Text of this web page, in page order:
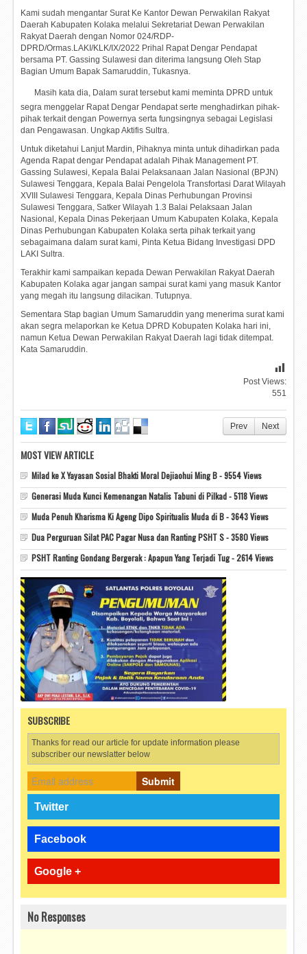
Kami sudah mengantar Surat Ke Kantor Dewan Perwakilan Rakyat
Daerah Kabupaten Kolaka melalui Sekretariat Dewan Perwakilan
Rakyat Daerah dengan Nomor 024/RDP-
DPRD/Ormas.LAKI/KLK/IX/2022 Prihal Rapat Dengar Pendapat
bersama PT. Gassing Sulawesi dan diterima langsung Oleh Stap
Bagian Umum Bapak Samaruddin, Tukasnya.
Masih kata dia, Dalam surat tersebut kami meminta DPRD untuk
segra menggelar Rapat Dengar Pendapat serte menghadirkan pihak-
pihak terkait dengan Powernya serta fungsingnya sebagai Legislasi
dan Pengawasan. Ungkap Aktifis Sultra.
Untuk diketahui Lanjut Mardin, Pihaknya minta untuk dihadirkan pada
Agenda Rapat dengar Pendapat adalah Pihak Management PT.
Gassing Sulawesi, Kepala Balai Pelaksanaan Jalan Nasional (BPJN)
Sulawesi Tenggara, Kepala Balai Pengelola Transfortasi Darat Wilayah
XVIII Sulawesi Tenggara, Kepala Dinas Perhubungan Provinsi
Sulawesi Tenggara, Satker Wilayah 1.3 Balai Pelaksaan Jalan
Nasional, Kepala Dinas Pekerjaan Umum Kabupaten Kolaka, Kepala
Dinas Perhubungan Kabupaten Kolaka serta pihak terkait yang
sebagaimana dalam surat kami, Pinta Ketua Bidang Investigasi DPD
LAKI Sultra.
Terakhir kami sampaikan kepada Dewan Perwakilan Rakyat Daerah
Kabupaten Kolaka agar jangan sampai surat kami yang masuk Kantor
yang megah itu langsung dilacikan. Tutupnya.
Sementara Stap bagian Umum Samaruddin yang menerima surat kami
akan segra melaporkan ke Ketua DPRD Kobupaten Kolaka hari ini,
namun Ketua Dewan Perwakilan Rakyat Daerah lagi tidak ditempat.
Kata Samaruddin.
Post Views:
551
Prev Next
MOST VIEW ARTICLE
Milad ke X Yayasan Sosial Bhakti Moral Dejiaohui Ming B - 9554 Views
Generasi Muda Kunci Kemenangan Natalis Tabuni di Pilkad - 5118 Views
Muda Penuh Kharisma Ki Ageng Dipo Spiritualis Muda di B - 3643 Views
Dua Perguruan Silat PAC Pagar Nusa dan Ranting PSHT S - 3580 Views
PSHT Ranting Gondang Bergerak : Apapun Yang Terjadi Tug - 2614 Views
SUBSCRIBE
Thanks for read our article for update information please
subscriber our newslatter below
Submit
Twitter
Facebook
Google +
No Responses